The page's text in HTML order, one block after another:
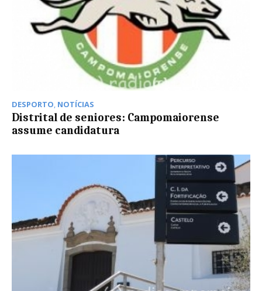
DESPORTO, NOTÍCIAS
Distrital de seniores: Campomaiorense
assume candidatura